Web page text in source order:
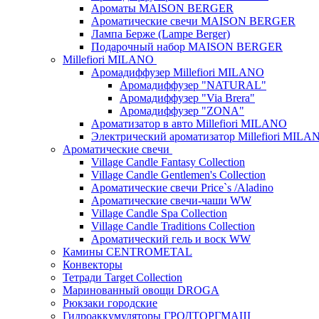
Ароматы MAISON BERGER
Ароматические свечи MAISON BERGER
Лампа Берже (Lampe Berger)
Подарочный набор MAISON BERGER
Millefiori MILANO
Аромадиффузер Millefiori MILANO
Аромадиффузер "NATURAL"
Аромадиффузер "Via Brera"
Аромадиффузер "ZONA"
Ароматизатор в авто Millefiori MILANO
Электрический ароматизатор Millefiori
Ароматические свечи
Village Candle Fantasy Collection
Village Candle Gentlemen's Collection
Ароматические свечи Price`s /Aladino
Ароматические свечи-чаши WW
Village Candle Spa Collection
Village Candle Traditions Collection
Ароматический гель и воск WW
Камины CENTROMETAL
Конвекторы
Тетради Target Collection
Маринованный овощи DROGA
Рюкзаки городские
Гидроаккумуляторы ГРОДТОРГМАШ